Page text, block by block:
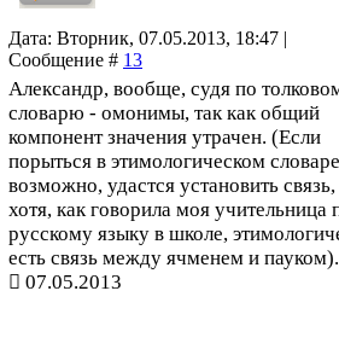
Дата: Вторник, 07.05.2013, 18:47 |
Сообщение # 13
Александр, вообще, судя по
словарю - омонимы, так как общий
компонент значения утрачен. (Если
порыться в этимологическом
возможно, удастся установить связь,
хотя, как говорила моя учительница
русскому языку в школе,
есть связь между ячменем и пауком).
07.05.2013